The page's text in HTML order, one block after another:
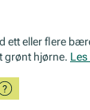
ett eller flere
grønt hjørne.